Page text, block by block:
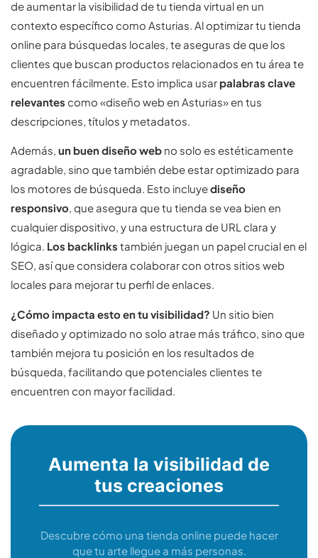
de aumentar la visibilidad de tu tienda virtual en un
contexto específico como Asturias. Al optimizar tu tienda
online para búsquedas locales, te aseguras de que los
clientes que buscan productos relacionados en tu área te
encuentren fácilmente. Esto implica usar palabras clave
relevantes como «diseño web en Asturias» en tus
descripciones, títulos y metadatos.
Además, un buen diseño web no solo es estéticamente
agradable, sino que también debe estar optimizado para
los motores de búsqueda. Esto incluyediseño
responsivo, que asegura que tu tienda se vea bien en
cualquier dispositivo, y una estructura de URL clara y
lógica. Los backlinks también juegan un papel crucial en el
SEO, así que considera colaborar con otros sitios web
locales para mejorar tu perfil de enlaces.
¿Cómo impacta esto en tu visibilidad? Un sitio bien
diseñado y optimizado no solo atrae más tráfico, sino que
también mejora tu posición en los resultados de
búsqueda, facilitando que potenciales clientes te
encuentren con mayor facilidad.
Aumenta la visibilidad de
tus creaciones
Descubre cómo una tienda online puede hacer
que tu arte llegue a más personas.